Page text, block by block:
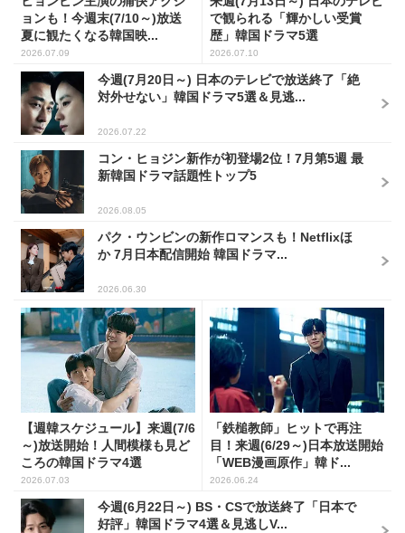
ョンも！今週末(7/10～)放送
夏に観たくなる韓国映...
2026.07.09
で観られる「輝かしい受賞
歴」韓国ドラマ5選
2026.07.10
今週(7月20日～) 日本のテレビで放送終了「絶
対外せない」韓国ドラマ5選＆見逃...
2026.07.22
コン・ヒョジン新作が初登場2位！7月第5週 最
新韓国ドラマ話題性トップ5
2026.08.05
パク・ウンビンの新作ロマンスも！Netflixほ
か 7月日本配信開始 韓国ドラマ...
2026.06.30
【週韓スケジュール】来週(7/6
～)放送開始！人間模様も見ど
ころの韓国ドラマ4選
2026.07.03
「鉄槌教師」ヒットで再注
目！来週(6/29～)日本放送開始
「WEB漫画原作」韓ド...
2026.06.24
今週(6月22日～) BS・CSで放送終了「日本で
好評」韓国ドラマ4選＆見逃しV...